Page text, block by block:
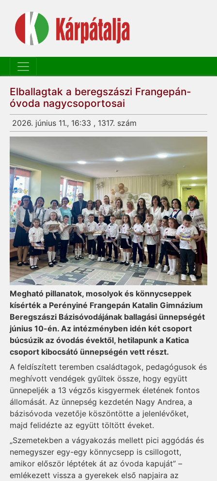
Elballagtak a beregszászi Frangepán-
óvoda nagycsoportosai
2026. június 11., 16:33 , 1317. szám
Megható pillanatok, mosolyok és könnycseppek
kísérték a Perényiné Frangepán Katalin Gimnázium
Beregszászi Bázisóvodájának ballagási ünnepségét
június 10-én. Az intézményben idén két csoport
búcsúzik az óvodás évektől, hetilapunk a Katica
csoport kibocsátó ünnepségén vett részt.
A feldíszített teremben családtagok, pedagógusok és
meghívott vendégek gyűltek össze, hogy együtt
ünnepeljék a 13 végzős kisgyermek életének fontos
állomását. Az ünnepség kezdetén Nagy Andrea, a
bázisóvoda vezetője köszöntötte a jelenlévőket,
majd felidézte az együtt töltött éveket.
„Szemetekben a vágyakozás mellett pici aggódás és
nemegyszer egy-egy könnycsepp is csillogott,
amikor először léptétek át az óvoda kapuját” –
emlékezett vissza a gyerekek első napjaira az